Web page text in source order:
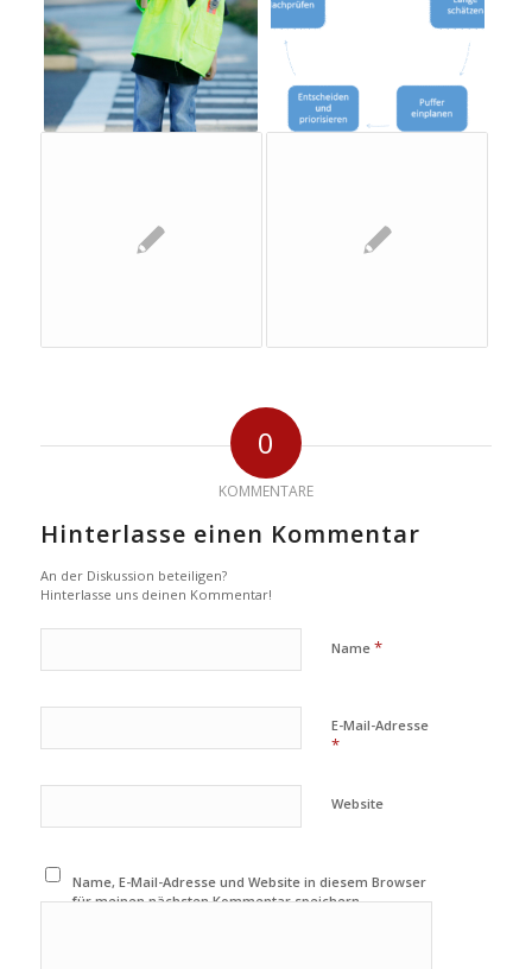
0
KOMMENTARE
Hinterlasse einen Kommentar
An der Diskussion beteiligen?
Hinterlasse uns deinen Kommentar!
Name *
E-Mail-Adresse
*
Website
Name, E-Mail-Adresse und Website in diesem Browser
für meinen nächsten Kommentar speichern.